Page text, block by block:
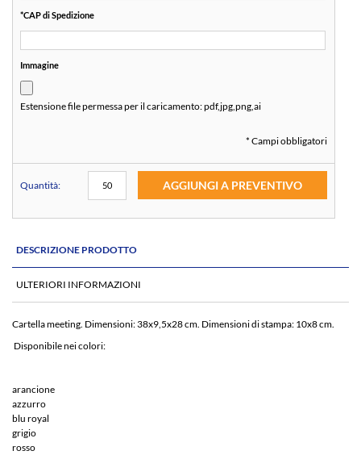
*CAP di Spedizione
Immagine
Estensione file permessa per il caricamento:pdf,jpg,png,ai
* Campi obbligatori
Quantità: AGGIUNGI A PREVENTIVO
DESCRIZIONE PRODOTTO
ULTERIORI INFORMAZIONI
Cartella meeting. Dimensioni: 38x9,5x28 cm. Dimensioni di stampa: 10x8 cm.
Disponibile nei colori:
arancione
azzurro
blu royal
grigio
rosso